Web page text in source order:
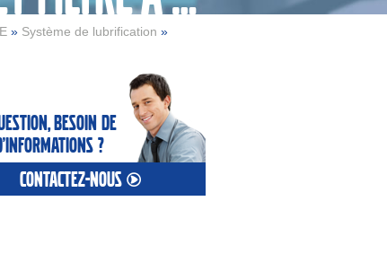
» Système de lubrification »
besoin de
?
contactez-nous